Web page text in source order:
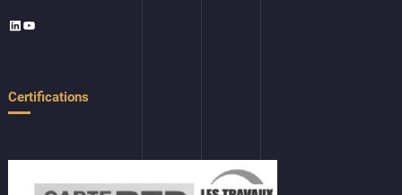
LinkedIn
YouTube
Certifications